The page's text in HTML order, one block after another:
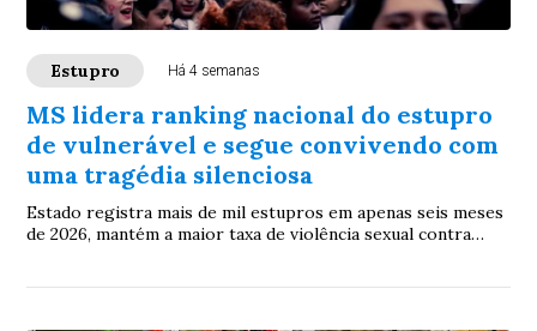
Estupro Há 4 semanas
MS lidera ranking nacional do estupro
de vulnerável e segue convivendo com
uma tragédia silenciosa
Estado registra mais de mil estupros em apenas seis meses
de 2026, mantém a maior taxa de violência sexual contra